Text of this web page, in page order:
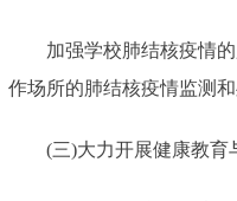
加强学校肺结核疫情的
作场所的肺结核疫情监测和
(三)大力开展健康教育